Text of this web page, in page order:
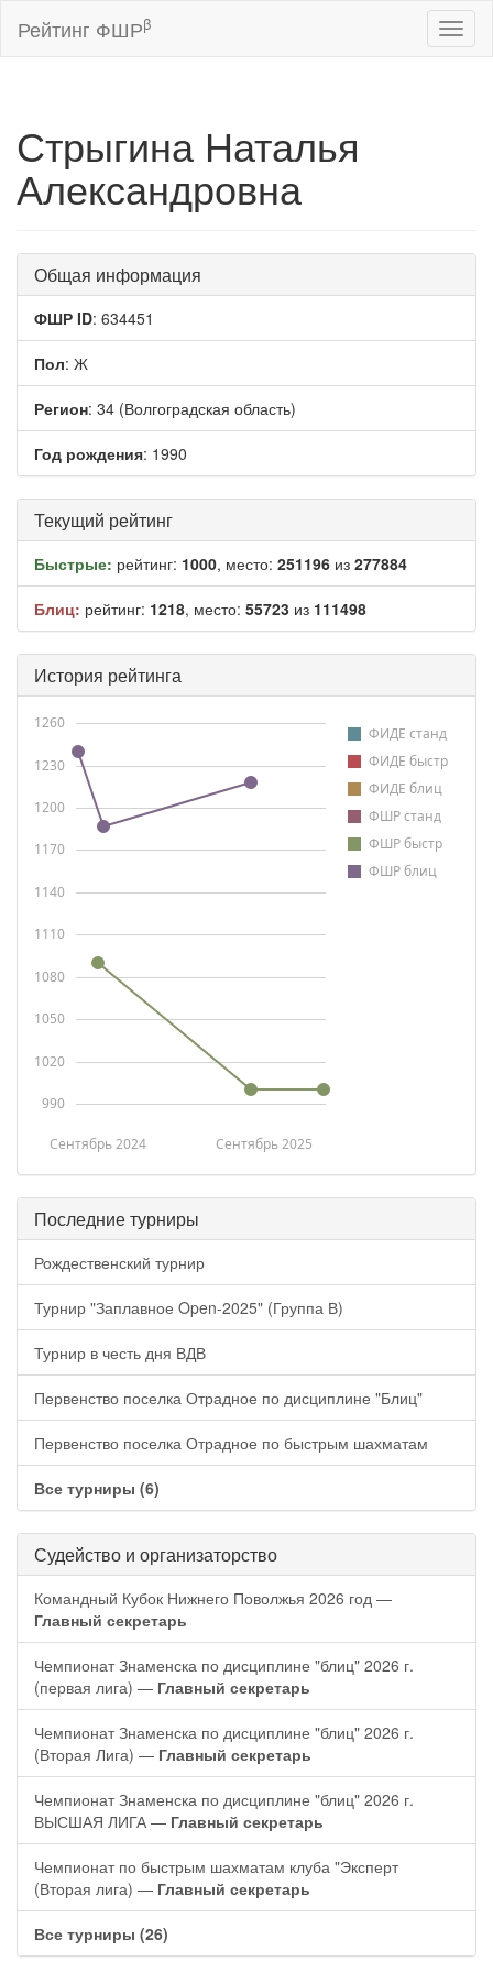
Рейтинг ФШРβ
Стрыгина Наталья
Александровна
Общая информация
ФШР ID: 634451
Пол: Ж
Регион: 34 (Волгоградская область)
Год рождения: 1990
Текущий рейтинг
Быстрые: рейтинг: 1000, место: 251196 из 277884
Блиц: рейтинг: 1218, место: 55723 из 111498
История рейтинга
ФИДЕ станд
ФИДЕ быстр
ФИДЕ блиц
ФШР станд
ФШР быстр
ФШР блиц
Сентябрь 2024 Сентябрь 2025
990
1020
1050
1080
1110
1140
1170
1200
1230
1260
Последние турниры
Рождественский турнир
Турнир "Заплавное Open-2025" (Группа В)
Турнир в честь дня ВДВ
Первенство поселка Отрадное по дисциплине "Блиц"
Первенство поселка Отрадное по быстрым шахматам
Все турниры (6)
Судейство и организаторство
Командный Кубок Нижнего Поволжья 2026 год —
Главный секретарь
Чемпионат Знаменска по дисциплине "блиц" 2026 г.
(первая лига) — Главный секретарь
Чемпионат Знаменска по дисциплине "блиц" 2026 г.
(Вторая Лига) — Главный секретарь
Чемпионат Знаменска по дисциплине "блиц" 2026 г.
ВЫСШАЯ ЛИГА — Главный секретарь
Чемпионат по быстрым шахматам клуба "Эксперт
(Вторая лига) — Главный секретарь
Все турниры (26)